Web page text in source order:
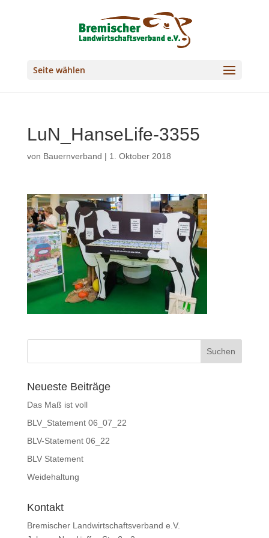
Seite wählen
LuN_HanseLife-3355
von Bauernverband | 1. Oktober 2018
Neueste Beiträge
Das Maß ist voll
BLV_Statement 06_07_22
BLV-Statement 06_22
BLV Statement
Weidehaltung
Kontakt
Bremischer Landwirtschaftsverband e.V.